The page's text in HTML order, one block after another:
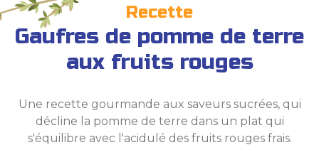
Recette
Gaufres de pomme de terre
aux fruits rouges
Une recette gourmande aux saveurs sucrées, qui
décline la pomme de terre dans un plat qui
s'équilibre avec l'acidulé des fruits rouges frais.